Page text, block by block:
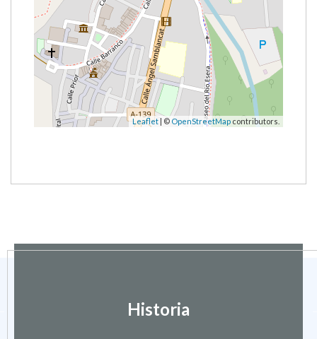
Leaflet| © OpenStreetMap contributors.
Historia